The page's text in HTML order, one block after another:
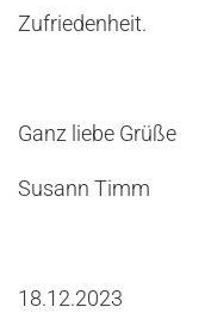
Zufriedenheit.
Ganz liebe Grüße
Susann Timm
18.12.2023